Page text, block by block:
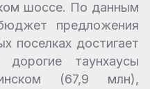
шоссе. По данным
предложения
поселках достигает
таунхаусы
(67,9 млн),